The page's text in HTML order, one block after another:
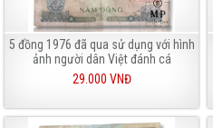
5 đồng 1976 đã qua sử dụng với hình
ảnh người dân Việt đánh cá
29.000 VNĐ